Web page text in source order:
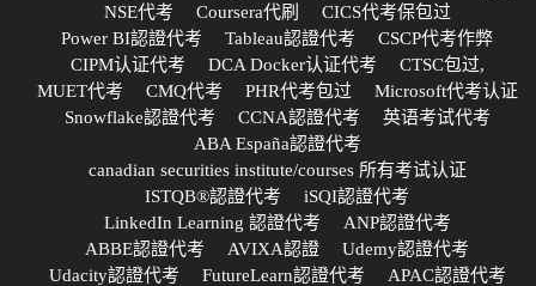
NSE代考
Coursera代刷
CICS代考保包过
Power BI認證代考
Tableau認證代考
CSCP代考作弊
CIPM认证代考
DCA Docker认证代考
CTSC包过,
MUET代考
CMQ代考 PHR代考包过
Microsoft代考认证
Snowflake認證代考
CCNA認證代考
英语考试代考
ABA España認證代考
canadian securities institute/courses 所有考试认证
ISTQB®認證代考
iSQI認證代考
LinkedIn Learning 認證代考
ANP認證代考
ABBE認證代考
AVIXA認證
Udemy認證代考
Udacity認證代考
FutureLearn認證代考
APAC認證代考